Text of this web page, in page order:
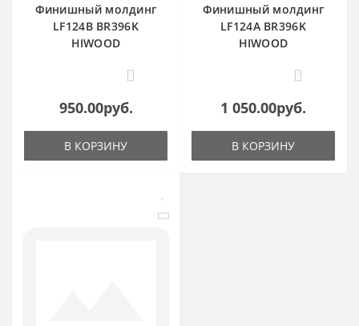
Финишный молдинг
LF124B BR396K
HIWOOD
0
950.00руб.
В КОРЗИНУ
Финишный молдинг
LF124A BR396K
HIWOOD
0
1 050.00руб.
В КОРЗИНУ